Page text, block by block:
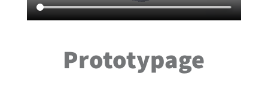
Prototypage